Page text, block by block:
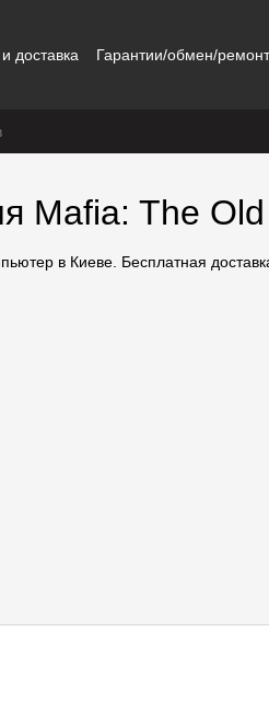
доставка Гарантии/обмен/ремонт
Mafia: The